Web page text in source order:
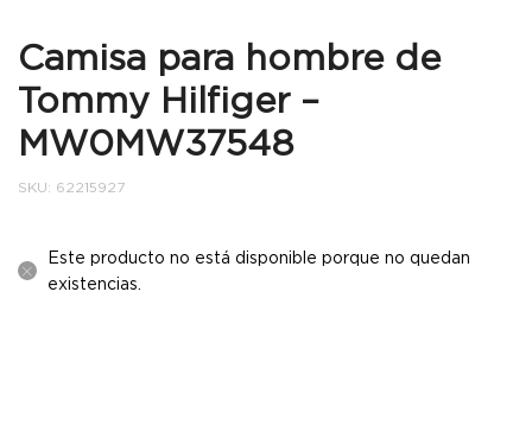
Camisa para hombre de
Tommy Hilfiger –
MW0MW37548
SKU: 62215927
Este producto no está disponible porque no quedan
existencias.